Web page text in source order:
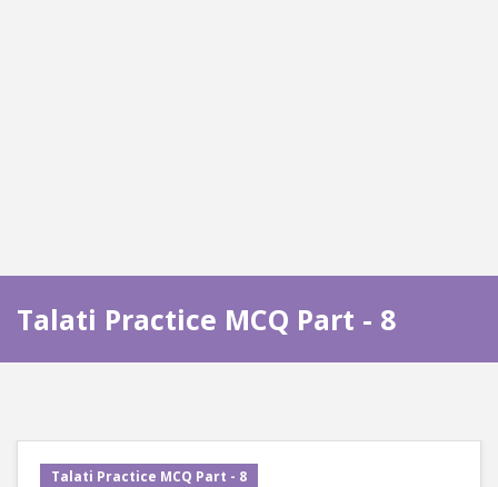
Talati Practice MCQ Part - 8
Talati Practice MCQ Part - 8